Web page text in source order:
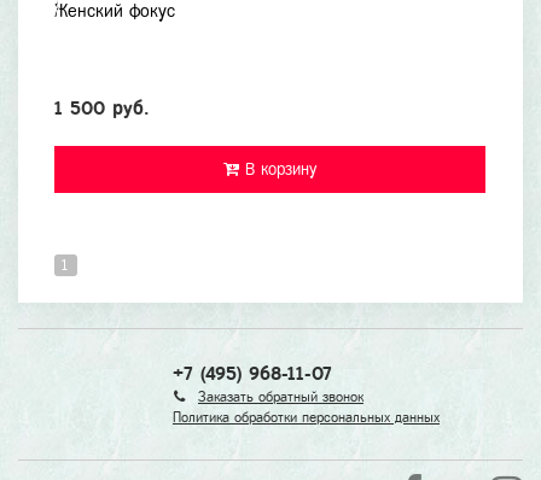
Женский фокус
1 500 руб.
В корзину
1
+7 (495) 968-11-07
Заказать обратный звонок
Политика обработки персональных данных